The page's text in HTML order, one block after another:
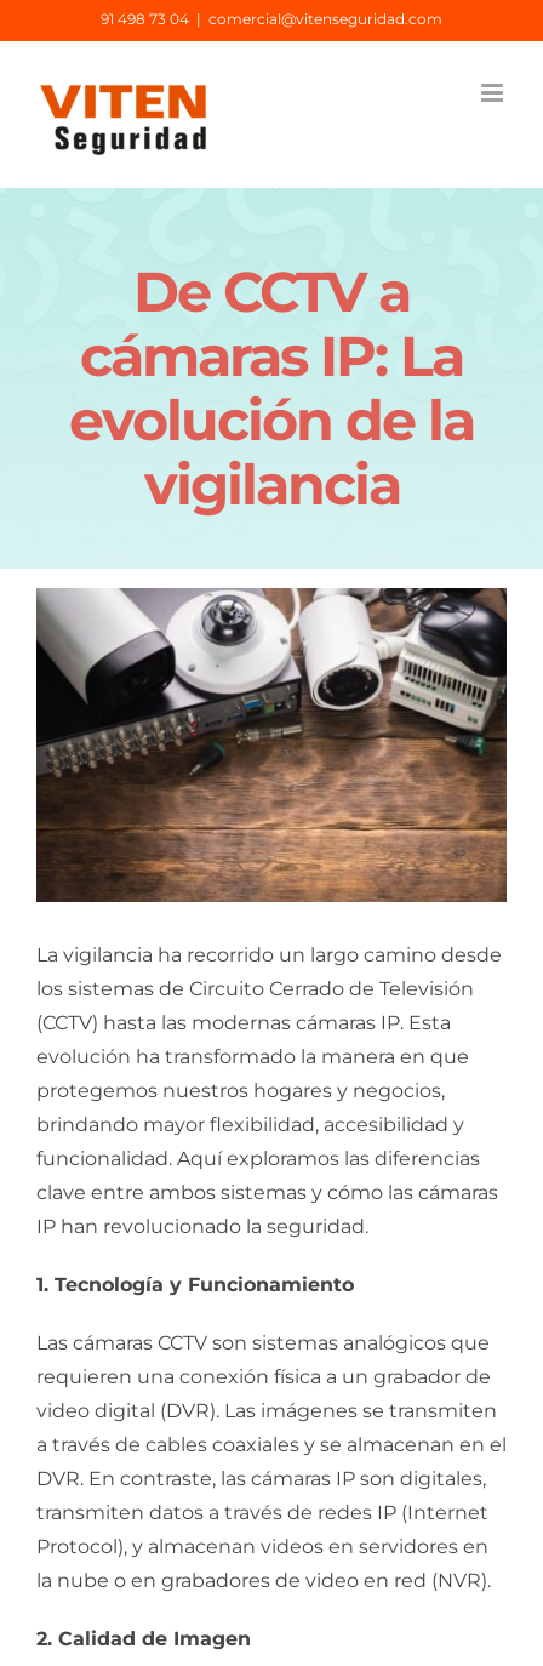
al
contenido
91 498 73 04 | comercial@vitenseguridad.com
De CCTV a
cámaras IP: La
evolución de la
vigilancia
La vigilancia ha recorrido un largo camino desde
los sistemas de Circuito Cerrado de Televisión
(CCTV) hasta las modernas cámaras IP. Esta
evolución ha transformado la manera en que
protegemos nuestros hogares y negocios,
brindando mayor flexibilidad, accesibilidad y
funcionalidad. Aquí exploramos las diferencias
clave entre ambos sistemas y cómo las cámaras
IP han revolucionado la seguridad.
1. Tecnología y Funcionamiento
Las cámaras CCTV son sistemas analógicos que
requieren una conexión física a un grabador de
video digital (DVR). Las imágenes se transmiten
a través de cables coaxiales y se almacenan en el
DVR. En contraste, las cámaras IP son digitales,
transmiten datos a través de redes IP (Internet
Protocol), y almacenan videos en servidores en
la nube o en grabadores de video en red (NVR).
2. Calidad de Imagen